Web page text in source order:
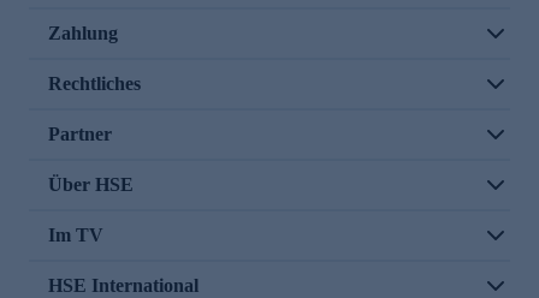
Zahlung
Rechtliches
Partner
Über HSE
Im TV
HSE International